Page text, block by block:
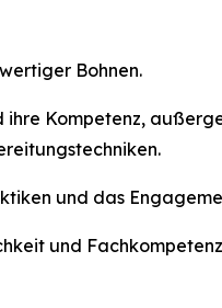
Bohnen.
Kompetenz,
und das
und